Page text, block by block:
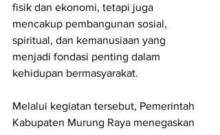
fisik dan ekonomi, tetapi juga
mencakup pembangunan sosial,
spiritual, dan kemanusiaan yang
menjadi fondasi penting dalam
kehidupan bermasyarakat.
Melalui kegiatan tersebut, Pemerintah
Kabupaten Murung Raya menegaskan